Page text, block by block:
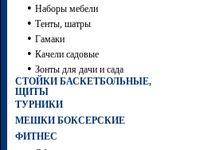
• Наборы мебели
• Тенты, шатры
• Гамаки
• Качели садовые
• Зонты для дачи и сада
СТОЙКИ БАСКЕТБОЛЬНЫЕ,
ЩИТЫ
ТУРНИКИ
МЕШКИ БОКСЕРСКИЕ
ФИТНЕС